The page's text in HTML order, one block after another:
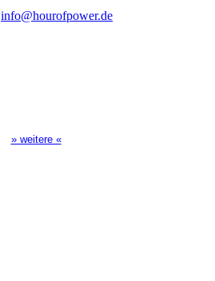
info@hourofpower.de
» weitere «